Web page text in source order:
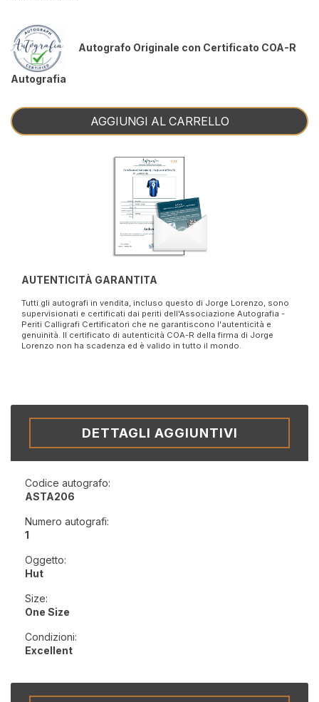
Autografo Originale con Certificato COA-R
Autografia
AGGIUNGI AL CARRELLO
AUTENTICITÀ GARANTITA
Tutti gli autografi in vendita, incluso questo di Jorge Lorenzo, sono
supervisionati e certificati dai periti dell'Associazione Autografia -
Periti Calligrafi Certificatori che ne garantiscono l'autenticità e
genuinità. Il certificato di autenticità COA-R della firma di Jorge
Lorenzo non ha scadenza ed è valido in tutto il mondo.
DETTAGLI AGGIUNTIVI
Codice autografo:
ASTA206
Numero autografi:
1
Oggetto:
Hut
Size:
One Size
Condizioni:
Excellent